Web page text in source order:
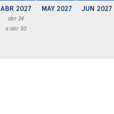
ABR 2027
abr 24
a abr 30
MAY 2027 JUN 2027